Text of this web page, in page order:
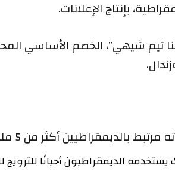
بإنتاج الإعلانات.
شيهي”، الخصم الأساسي المحتمل
أكثر من 5 ملايين دولار لمهاجمة شيهي.
الديمقراطيون أحيانًا للترويج